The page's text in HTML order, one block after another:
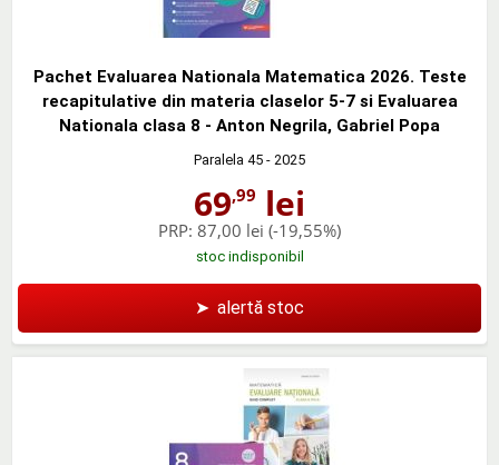
Pachet Evaluarea Nationala Matematica 2026. Teste
recapitulative din materia claselor 5-7 si Evaluarea
Nationala clasa 8 - Anton Negrila, Gabriel Popa
Paralela 45 - 2025
69,99 lei
PRP: 87,00 lei (-19,55%)
stoc indisponibil
➤ alertă stoc